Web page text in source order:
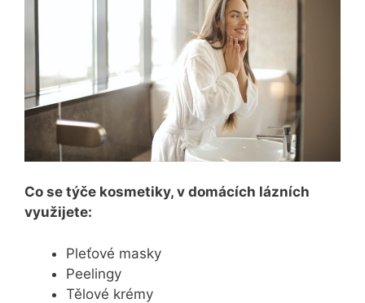
Co se týče kosmetiky, v domácích lázních
využijete:
Pleťové masky
Peelingy
Tělové krémy